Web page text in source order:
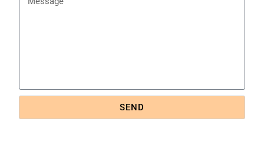
SEND